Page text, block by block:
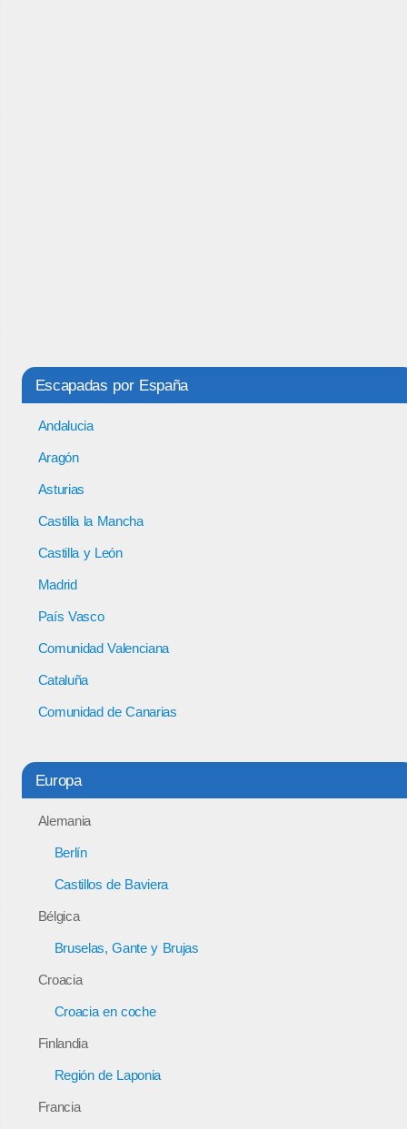
Escapadas por España
Andalucia
Aragón
Asturias
Castilla la Mancha
Castilla y León
Madrid
País Vasco
Comunidad Valenciana
Cataluña
Comunidad de Canarias
Europa
Alemania
Berlín
Castillos de Baviera
Bélgica
Bruselas, Gante y Brujas
Croacia
Croacia en coche
Finlandia
Región de Laponia
Francia